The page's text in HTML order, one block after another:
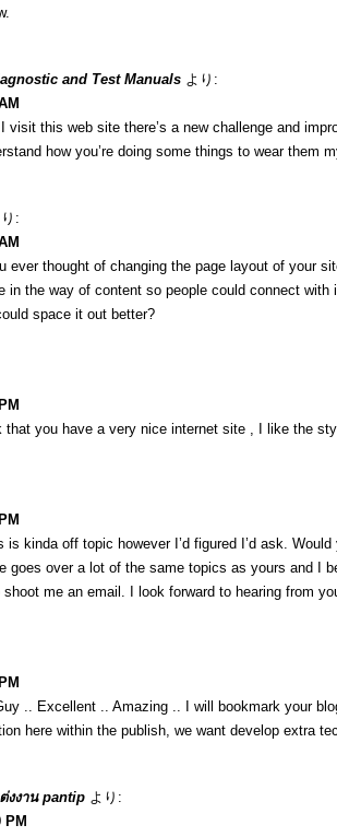
and Test Manuals より:
visit this web site there’s a new challenge and
how you’re doing some things to wear them
:
ever thought of changing the page layout of your
in the way of content so people could connect
space it out better?
that you have a very nice internet site , I like the
is kinda off topic however I’d figured I’d ask.
goes over a lot of the same topics as yours and I
me an email. I look forward to hearing from
.. Excellent .. Amazing .. I will bookmark your
here within the publish, we want develop extra
งงาน pantip より:
PM